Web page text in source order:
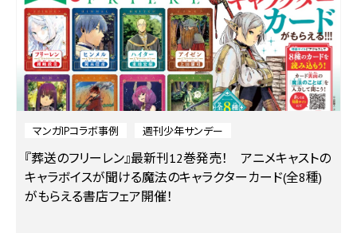
マンガIPコラボ事例 週刊少年サンデー
『葬送のフリーレン』最新刊12巻発売！ アニメキャストの
キャラボイスが聞ける魔法のキャラクターカード(全8種)
がもらえる書店フェア開催！